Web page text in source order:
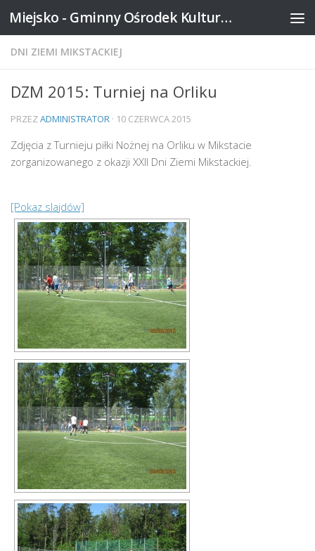
Skip to content Miejsko - Gminny Ośrodek Kultury w Mikstacie
DNI ZIEMI MIKSTACKIEJ
DZM 2015: Turniej na Orliku
PRZEZADMINISTRATOR · 10 CZERWCA 2015
Zdjęcia z Turnieju piłki Nożnej na Orliku w Mikstacie
zorganizowanego z okazji XXII Dni Ziemi Mikstackiej.
[Pokaz slajdów]